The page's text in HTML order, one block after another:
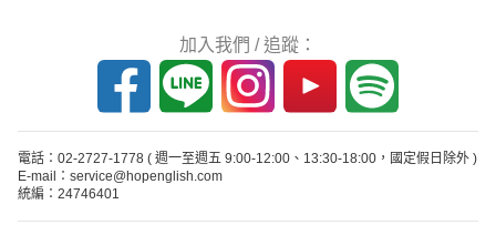
加入我們 / 追蹤：
電話：02-2727-1778 ( 週一至週五 9:00-12:00、13:30-18:00，國定假日除外 )
E-mail：service@hopenglish.com
統編：24746401